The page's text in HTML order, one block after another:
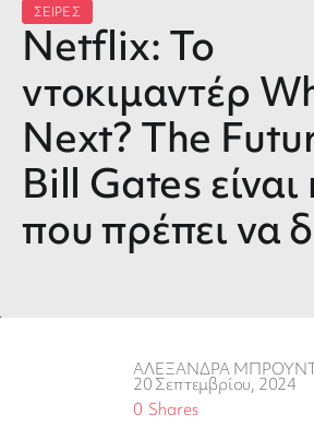
ΣΕΙΡΕΣ
Netflix: Το
ντοκιμαντέρ
Next? The
Bill Gates είναι
που πρέπει να
ΑΛΕΞΑΝΔΡΑ
20 Σεπτεμβρίου, 2024
Shares
0